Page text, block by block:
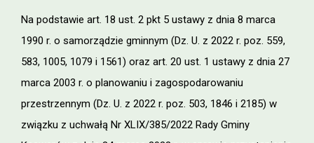
Na podstawie art. 18 ust. 2 pkt 5 ustawy z dnia 8 marca
1990 r. o samorządzie gminnym (Dz. U. z 2022 r. poz. 559,
583, 1005, 1079 i 1561) oraz art. 20 ust. 1 ustawy z dnia 27
marca 2003 r. o planowaniu i zagospodarowaniu
przestrzennym (Dz. U. z 2022 r. poz. 503, 1846 i 2185) w
związku z uchwałą Nr XLIX/385/2022 Rady Gminy